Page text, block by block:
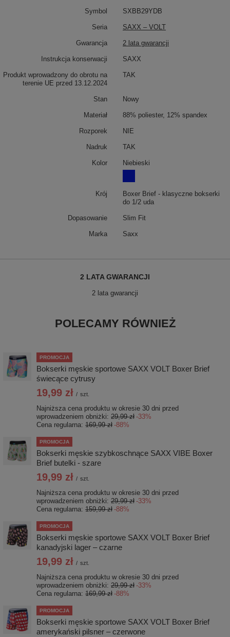
Symbol SXBB29YDB
Seria SAXX – VOLT
Gwarancja 2 lata gwarancji
Instrukcja konserwacji SAXX
Produkt wprowadzony do obrotu na
terenie UE przed 13.12.2024
TAK
Stan Nowy
Materiał 88% poliester, 12% spandex
Rozporek NIE
Nadruk TAK
Kolor Niebieski
Krój
Boxer Brief - klasyczne bokserki
do 1/2 uda
Dopasowanie Slim Fit
Marka Saxx
2 LATA GWARANCJI
2 lata gwarancji
POLECAMY RÓWNIEŻ
PROMOCJA
Bokserki męskie sportowe SAXX VOLT Boxer Brief
świecące cytrusy
19,99 zł / szt.
Najniższa cena produktu w okresie 30 dni przed
wprowadzeniem obniżki: 29,99 zł -33%
Cena regularna: 169,99 zł -88%
PROMOCJA
Bokserki męskie szybkoschnące SAXX VIBE Boxer
Brief butelki - szare
19,99 zł / szt.
Najniższa cena produktu w okresie 30 dni przed
wprowadzeniem obniżki: 29,99 zł -33%
Cena regularna: 159,99 zł -88%
PROMOCJA
Bokserki męskie sportowe SAXX VOLT Boxer Brief
kanadyjski lager – czarne
19,99 zł / szt.
Najniższa cena produktu w okresie 30 dni przed
wprowadzeniem obniżki: 29,99 zł -33%
Cena regularna: 169,99 zł -88%
PROMOCJA
Bokserki męskie sportowe SAXX VOLT Boxer Brief
amerykański pilsner – czerwone